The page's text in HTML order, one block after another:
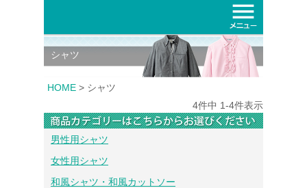
シャツ
HOME
シャツ
4件中 1-4件表示
男性用シャツ
女性用シャツ
和風シャツ・和風カットソー